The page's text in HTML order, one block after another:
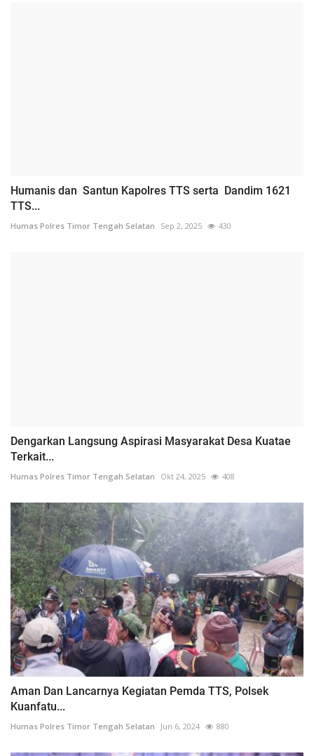
Humanis dan Santun Kapolres TTS serta Dandim 1621
TTS...
Humas Polres Timor Tengah Selatan Sep 2, 2025 430
Dengarkan Langsung Aspirasi Masyarakat Desa Kuatae
Terkait...
Humas Polres Timor Tengah Selatan Okt 24, 2025 408
Aman Dan Lancarnya Kegiatan Pemda TTS, Polsek
Kuanfatu...
Humas Polres Timor Tengah Selatan Jun 6, 2024 880